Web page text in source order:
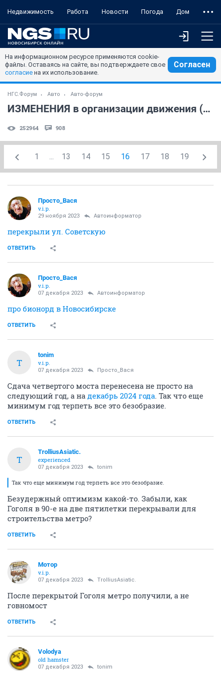
Недвижимость Работа Новости Погода Дом
На информационном ресурсе применяются cookie-
файлы. Оставаясь на сайте, вы подтверждаете свое
согласие на их использование.
Согласен
НГС.Форум Авто Авто-форум
ИЗМЕНЕНИЯ в организации движения (часть 2)
252964 908
1 ... 13 14 15 16 17 18 19
Просто_Вася
v.i.p.
29 ноября 2023 Автоинформатор
перекрыли ул. Советскую
ОТВЕТИТЬ
Просто_Вася
v.i.p.
07 декабря 2023 Автоинформатор
про бионорд в Новосибирске
ОТВЕТИТЬ
T
tonim
v.i.p.
07 декабря 2023 Просто_Вася
Сдача четвертого моста перенесена не просто на
следующий год, а на декабрь 2024 года. Так что еще
минимум год терпеть все это безобразие.
ОТВЕТИТЬ
T
TrolliusAsiatic.
experienced
07 декабря 2023 tonim
Так что еще минимум год терпеть все это безобразие.
Безудержный оптимизм какой-то. Забыли, как
Гоголя в 90-е на две пятилетки перекрывали для
строительства метро?
ОТВЕТИТЬ
Мотор
v.i.p.
07 декабря 2023 TrolliusAsiatic.
После перекрытой Гоголя метро получили, а не
говномост
ОТВЕТИТЬ
Volodya
old hamster
07 декабря 2023 tonim